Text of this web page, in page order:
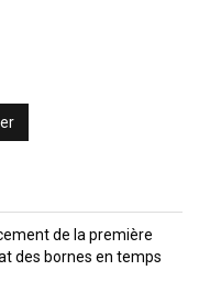
de la première
des bornes en temps